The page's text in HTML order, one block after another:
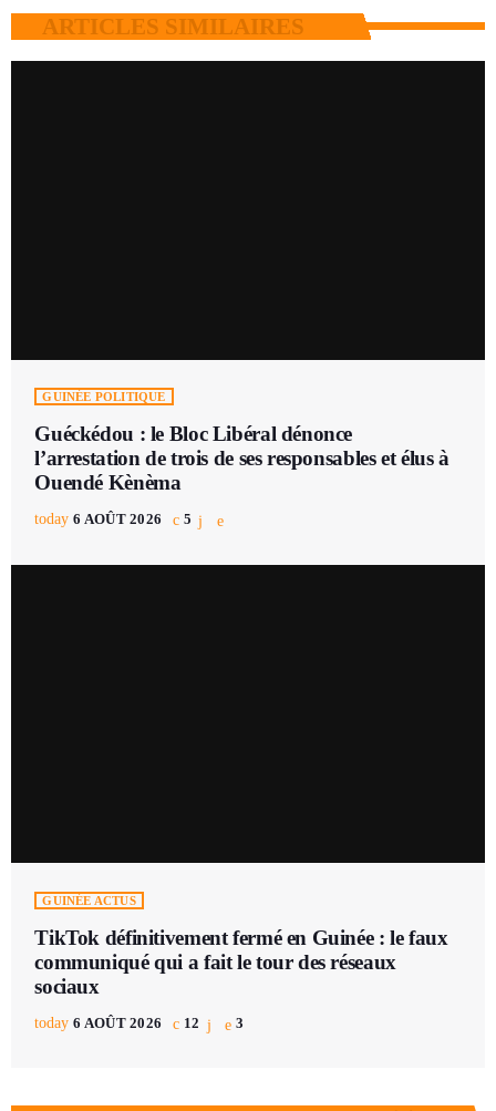
ARTICLES SIMILAIRES
GUINÉE POLITIQUE
Guéckédou : le Bloc Libéral dénonce
l’arrestation de trois de ses responsables et élus à
Ouendé Kènèma
today 6 AOÛT 2026 5
GUINÉE ACTUS
TikTok définitivement fermé en Guinée : le faux
communiqué qui a fait le tour des réseaux
sociaux
today 6 AOÛT 2026 12 3